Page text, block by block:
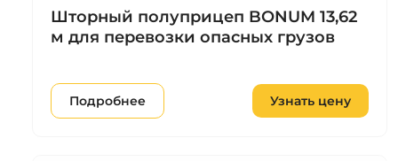
Шторный полуприцеп BONUM 13,62
м для перевозки опасных грузов
Подробнее Узнать цену